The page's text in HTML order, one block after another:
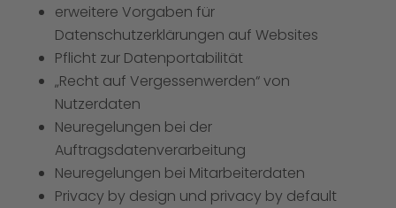
erweitere Vorgaben für
Datenschutzerklärungen auf Websites
Pflicht zur Datenportabilität
„Recht auf Vergessenwerden“ von
Nutzerdaten
Neuregelungen bei der
Auftragsdatenverarbeitung
Neuregelungen bei Mitarbeiterdaten
Privacy by design und privacy by default